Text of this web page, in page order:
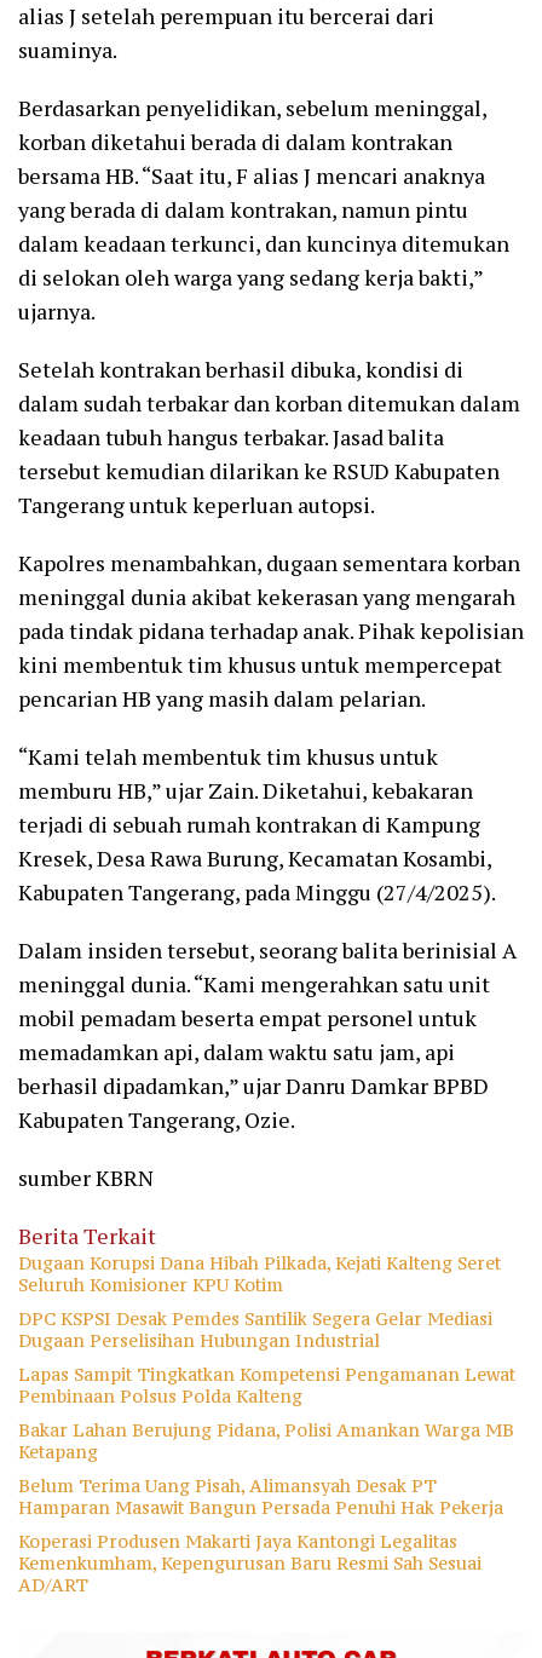
alias J setelah perempuan itu bercerai dari
suaminya.
Berdasarkan penyelidikan, sebelum meninggal,
korban diketahui berada di dalam kontrakan
bersama HB. “Saat itu, F alias J mencari anaknya
yang berada di dalam kontrakan, namun pintu
dalam keadaan terkunci, dan kuncinya ditemukan
di selokan oleh warga yang sedang kerja bakti,”
ujarnya.
Setelah kontrakan berhasil dibuka, kondisi di
dalam sudah terbakar dan korban ditemukan dalam
keadaan tubuh hangus terbakar. Jasad balita
tersebut kemudian dilarikan ke RSUD Kabupaten
Tangerang untuk keperluan autopsi.
Kapolres menambahkan, dugaan sementara korban
meninggal dunia akibat kekerasan yang mengarah
pada tindak pidana terhadap anak. Pihak kepolisian
kini membentuk tim khusus untuk mempercepat
pencarian HB yang masih dalam pelarian.
“Kami telah membentuk tim khusus untuk
memburu HB,” ujar Zain. Diketahui, kebakaran
terjadi di sebuah rumah kontrakan di Kampung
Kresek, Desa Rawa Burung, Kecamatan Kosambi,
Kabupaten Tangerang, pada Minggu (27/4/2025).
Dalam insiden tersebut, seorang balita berinisial A
meninggal dunia. “Kami mengerahkan satu unit
mobil pemadam beserta empat personel untuk
memadamkan api, dalam waktu satu jam, api
berhasil dipadamkan,” ujar Danru Damkar BPBD
Kabupaten Tangerang, Ozie.
sumber KBRN
Berita Terkait
Dugaan Korupsi Dana Hibah Pilkada, Kejati Kalteng Seret
Seluruh Komisioner KPU Kotim
DPC KSPSI Desak Pemdes Santilik Segera Gelar Mediasi
Dugaan Perselisihan Hubungan Industrial
Lapas Sampit Tingkatkan Kompetensi Pengamanan Lewat
Pembinaan Polsus Polda Kalteng
Bakar Lahan Berujung Pidana, Polisi Amankan Warga MB
Ketapang
Belum Terima Uang Pisah, Alimansyah Desak PT
Hamparan Masawit Bangun Persada Penuhi Hak Pekerja
Koperasi Produsen Makarti Jaya Kantongi Legalitas
Kemenkumham, Kepengurusan Baru Resmi Sah Sesuai
AD/ART